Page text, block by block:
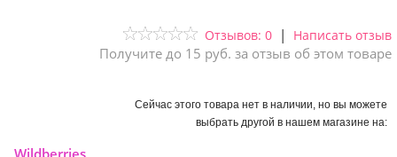
Отзывов: 0 | Написать отзыв
Получите до 15 руб. за отзыв об этом товаре
Сейчас этого товара нет в наличии, но вы можете
выбрать другой в нашем магазине на:
Wildberries